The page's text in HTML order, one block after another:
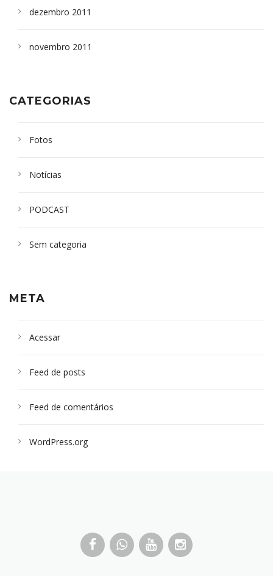
dezembro 2011
novembro 2011
CATEGORIAS
Fotos
Notícias
PODCAST
Sem categoria
META
Acessar
Feed de posts
Feed de comentários
WordPress.org